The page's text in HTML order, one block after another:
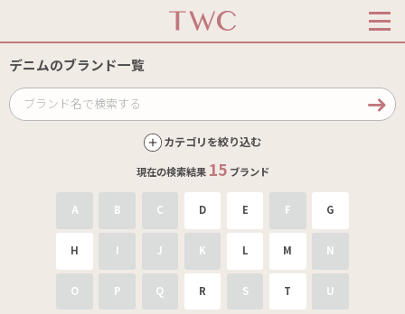
デニムのブランド一覧
カテゴリを絞り込む
現在の検索結果 15ブランド
A B C D E F G
H I J K L M N
O P Q R S T U